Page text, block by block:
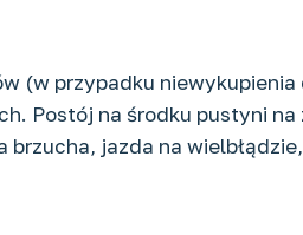
(w przypadku niewykupienia
Postój na środku pustyni na
jazda na